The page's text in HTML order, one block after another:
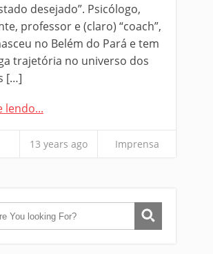
desejado”. Psicólogo,
professor e (claro) “coach”,
no Belém do Pará e tem
trajetória no universo dos
[…]
lendo...
13 years ago Imprensa